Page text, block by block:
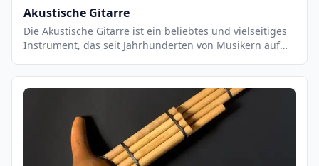
Akustische Gitarre
Die Akustische Gitarre ist ein beliebtes und vielseitiges
Instrument, das seit Jahrhunderten von Musikern auf
Saiteninstrument, das aus einem Resonanzkörper,
einem Hals und sechs Saiten besteht. Es kann in einer
Vielzahl von Musikstilen eingesetzt werden, von
klassischen Stücken bis hin zu modernen Pop- und
Rock-Songs. Akustische Gitarren können mit einer
Vielzahl von Techniken gespielt werden, einschließlich
Fingerpicking, Strumming und Flatpicking.